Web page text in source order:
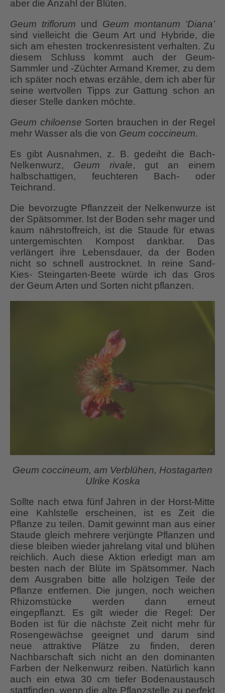
aber die Anzahl der Blüten.
Geum triflorum und Geum montanum ‘Diana’
sind vielleicht die Geum Art und Hybride, die
sich am ehesten trockenresistent verhalten. Zu
diesem Schluss kommt auch der Geum-
Sammler und -Züchter Armand Kremer, zu dem
ich später noch etwas erzähle, dem ich aber für
seine wertvollen Tipps zur Gattung schon an
dieser Stelle danken möchte.
Geum chiloense Sorten brauchen in der Regel
mehr Wasser als die von Geum coccineum.
Es gibt Ausnahmen, z. B. gedeiht die Bach-
Nelkenwurz, Geum rivale, gut an einem
halbschattigen, feuchteren Bach- oder
Teichrand.
Die bevorzugte Pflanzzeit der Nelkenwurze ist
der Spätsommer. Ist der Boden sehr mager und
kaum nährstoffreich, ist die Staude für etwas
untergemischten Kompost dankbar. Das
verlängert ihre Lebensdauer, da der Boden
nicht so schnell austrocknet. In reine Sand-
Kies- Steingarten-Beete würde ich das Gros
der Geum Arten und Sorten nicht pflanzen.
Geum coccineum, am Verblühen, Hostagarten
Ulrike Koska
Sollte nach etwa fünf Jahren in der Horst-Mitte
eine Kahlstelle erscheinen, ist es Zeit die
Pflanze zu teilen. Damit gewinnt man aus einer
Staude gleich mehrere verjüngte Pflanzen und
diese bleiben wieder jahrelang vital und blühen
reichlich. Auch diese Aktion erledigt man am
besten nach der Blüte im Spätsommer. Nach
dem Ausgraben bitte alle holzigen Teile der
Pflanze entfernen. Die jungen, noch weichen
Rhizomstücke werden dann erneut
eingepflanzt. Es gilt wieder die Regel: Der
Boden ist für die nächste Zeit nicht mehr für
Rosengewächse geeignet und darum sind
neue attraktive Plätze zu finden, deren
Nachbarschaft sich nicht an den dominanten
Farben der Nelkenwurz reiben. Natürlich kann
auch ein etwa 30 cm tiefer Bodenaustausch
stattfinden, wenn die alte Pflanzstelle zu perfekt